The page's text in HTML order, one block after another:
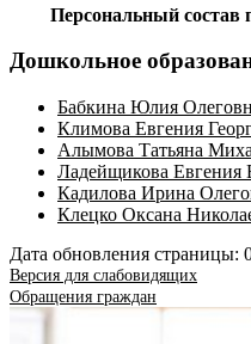
Персональный состав
Дошкольное
Бабкина Юлия
Климова Евгения
Алымова Татьяна
Ладейщикова Евгения
Кадилова Ирина
Клецко Оксана
Дата обновления страницы:
Версия для слабовидящих
Обращения граждан